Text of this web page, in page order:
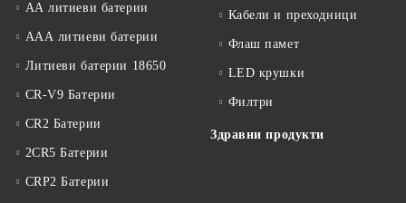
АА литиеви батерии
ААА литиеви батерии
Литиеви батерии 18650
CR-V9 Батерии
CR2 Батерии
2CR5 Батерии
CRP2 Батерии
Кабели и преходници
Флаш памет
LED крушки
Филтри
Здравни продукти